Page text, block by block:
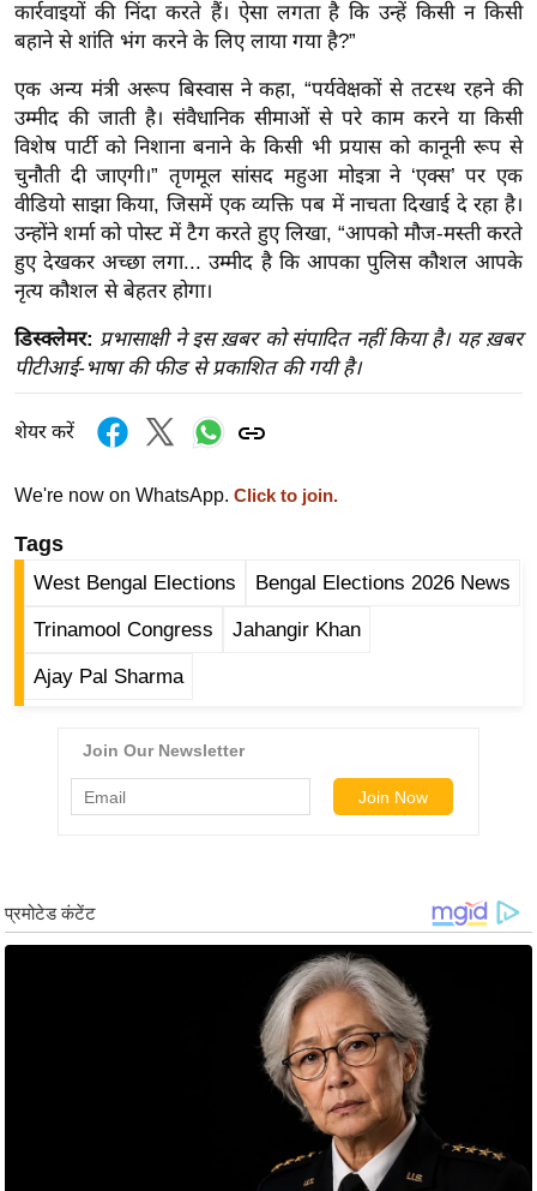
बॉ
ली
वु
ड
हॉ
ली
वु
ड
फि
स
मी
B
e
a
k
n
g
स्टा
इ
कार्रवाइयों की निंदा करते हैं। ऐसा लगता है कि उन्हें किसी न किसी
बहाने से शांति भंग करने के लिए लाया गया है?”
एक अन्य मंत्री अरूप बिस्वास ने कहा, “पर्यवेक्षकों से तटस्थ रहने की
उम्मीद की जाती है। संवैधानिक सीमाओं से परे काम करने या किसी
विशेष पार्टी को निशाना बनाने के किसी भी प्रयास को कानूनी रूप से
चुनौती दी जाएगी।” तृणमूल सांसद महुआ मोइत्रा ने ‘एक्स’ पर एक
वीडियो साझा किया, जिसमें एक व्यक्ति पब में नाचता दिखाई दे रहा है।
उन्होंने शर्मा को पोस्ट में टैग करते हुए लिखा, “आपको मौज-मस्ती करते
हुए देखकर अच्छा लगा... उम्मीद है कि आपका पुलिस कौशल आपके
नृत्य कौशल से बेहतर होगा।
डिस्क्लेमर: प्रभासाक्षी ने इस ख़बर को संपादित नहीं किया है। यह ख़बर
पीटीआई-भाषा की फीड से प्रकाशित की गयी है।
शेयर करें
We're now on WhatsApp. Click to join.
Tags
West Bengal Elections Bengal Elections 2026 News
Trinamool Congress Jahangir Khan
Ajay Pal Sharma